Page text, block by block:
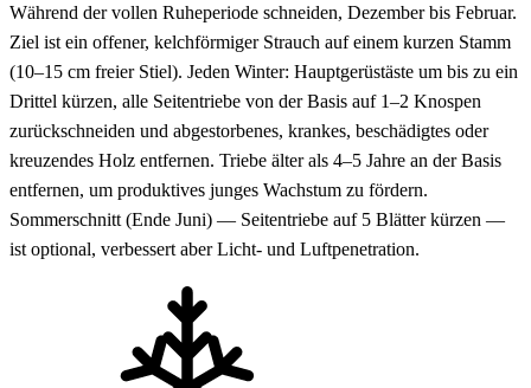
Während der vollen Ruheperiode schneiden, Dezember bis Februar.
Ziel ist ein offener, kelchförmiger Strauch auf einem kurzen Stamm
(10–15 cm freier Stiel). Jeden Winter: Hauptgerüstäste um bis zu ein
Drittel kürzen, alle Seitentriebe von der Basis auf 1–2 Knospen
zurückschneiden und abgestorbenes, krankes, beschädigtes oder
kreuzendes Holz entfernen. Triebe älter als 4–5 Jahre an der Basis
entfernen, um produktives junges Wachstum zu fördern.
Sommerschnitt (Ende Juni) — Seitentriebe auf 5 Blätter kürzen —
ist optional, verbessert aber Licht- und Luftpenetration.